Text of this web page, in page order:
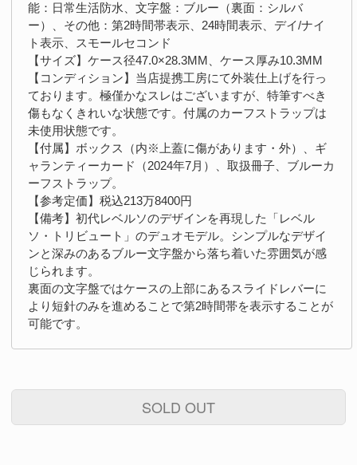
能：日常生活防水、文字盤：ブルー（裏面：シルバ
ー）、その他：第2時間帯表示、24時間表示、デイ/ナイ
ト表示、スモールセコンド
【サイズ】ケース径47.0×28.3MM、ケース厚み10.3MM
【コンディション】当店提携工房にて外装仕上げを行っ
ております。極僅かなスレはございますが、特筆すべき
傷もなくきれいな状態です。付属のカーフストラップは
未使用状態です。
【付属】ボックス（内※上蓋に傷があります・外）、ギ
ャランティーカード（2024年7月）、取扱冊子、ブルーカ
ーフストラップ。
【参考定価】税込213万8400円
【備考】初代レベルソのデザインを再現した「レベル
ソ・トリビュート」のデュオモデル。シンプルなデザイ
ンと深みのあるブルー文字盤から落ち着いた雰囲気が感
じられます。
裏面の文字盤ではケースの上部にあるスライドレバーに
より短針のみを進めることで第2時間帯を表示することが
可能です。
SOLD OUT